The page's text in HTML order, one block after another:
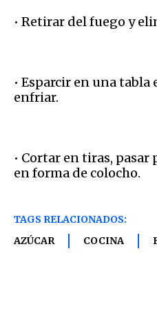
• Retirar del fuego y
• Esparcir en una tabla
enfriar.
• Cortar en tiras,
en forma de colocho.
TAGS RELACIONADOS:
AZÚCAR
COCINA